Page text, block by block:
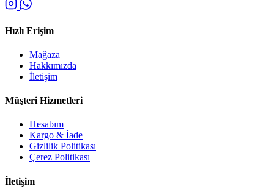
Hızlı Erişim
Mağaza
Hakkımızda
İletişim
Müşteri Hizmetleri
Hesabım
Kargo & İade
Gizlilik Politikası
Çerez Politikası
İletişim